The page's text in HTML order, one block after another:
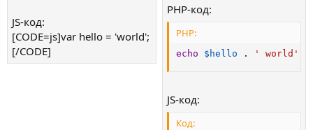
JS-код:
[CODE=js]var hello = 'world';
[/CODE]
PHP-код:
PHP:
echo $hello . ' world'
JS-код:
Код: